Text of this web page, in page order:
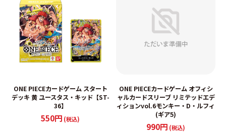
ONE PIECEカードゲーム スタート
デッキ 黄 ユースタス・キッド【ST-
36】
550円 (税込)
ONE PIECEカードゲーム オフィシ
ャルカードスリーブ リミテッドエデ
ィションvol.6モンキー・D・ルフィ
(ギア5)
990円 (税込)